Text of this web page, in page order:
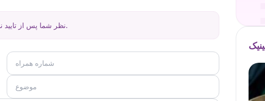
نظر شما پس از تایید نمایش داده خواهد شد.